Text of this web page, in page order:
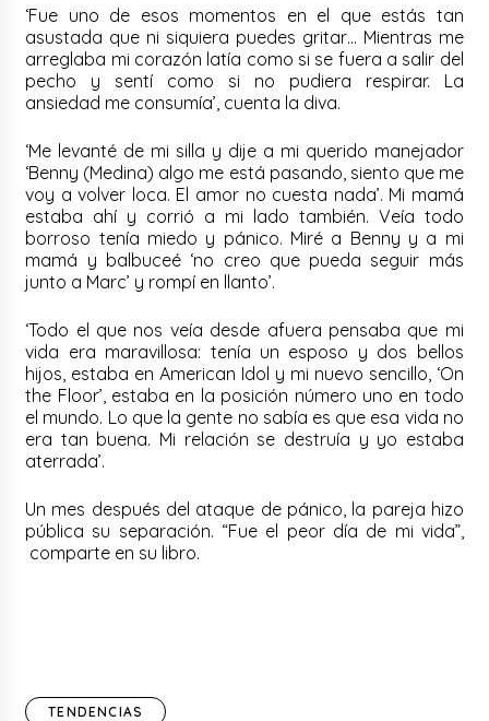
‘Fue uno de esos momentos en el que estás tan
asustada que ni siquiera puedes gritar… Mientras me
arreglaba mi corazón latía como si se fuera a salir del
pecho y sentí como si no pudiera respirar. La
ansiedad me consumía’, cuenta la diva.
‘Me levanté de mi silla y dije a mi querido manejador
‘Benny (Medina) algo me está pasando, siento que me
voy a volver loca. El amor no cuesta nada’. Mi mamá
estaba ahí y corrió a mi lado también. Veía todo
borroso tenía miedo y pánico. Miré a Benny y a mi
mamá y balbuceé ‘no creo que pueda seguir más
junto a Marc’ y rompí en llanto’.
‘Todo el que nos veía desde afuera pensaba que mi
vida era maravillosa: tenía un esposo y dos bellos
hijos, estaba en American Idol y mi nuevo sencillo, ‘On
the Floor’, estaba en la posición número uno en todo
el mundo. Lo que la gente no sabía es que esa vida no
era tan buena. Mi relación se destruía y yo estaba
aterrada’.
Un mes después del ataque de pánico, la pareja hizo
pública su separación. “Fue el peor día de mi vida”,
comparte en su libro.
TENDENCIAS